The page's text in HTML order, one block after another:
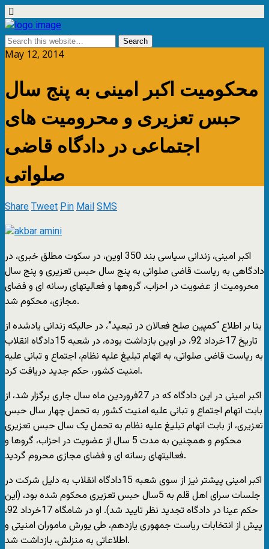
May 12, 2014
محکومیت اکبر امینی به پنج سال
حبس تعزیری و محرومیت های
اجتماعی در دادگاه قاضی
صلواتی
ShareTweetPinMailSMS
اکبر امینی، زندانی سیاسی بند 350 اوین، در سکوت مطلق خبری، در
دادگاهی به ریاست قاضی صلواتی به پنج سال حبس تعزیری و پنج سال
محرومیت از عضویت در احزاب، گروهها و فعالیتهای رسانه ای و فضای
مجازی، محکوم شد.
بنا بر اطلاع “کمپین صلح فعالان در تبعید”، در حالیکه زندانی یادشده از
تاریخ 17خرداد 92، در اوین بازداشت بوده، در شعبه 15دادگاه انقلاب
به ریاست قاضی صلواتی، به اتهام تبلیغ علیه نظام، اجتماع و تبانی علیه
امنیت کشور، حکم جدید دریافت کرد.
اکبر امینی در این دادگاه که در 27فروردین ماه سال جاری برگزار شد، از
بابت اتهام اجتماع و تبانی علیه امنیت کشور به تحمل چهار سال حبس
تعزیری، از بابت اتهام تبلیغ علیه نظام به تحمل یک سال حبس تعزیری
محکوم و همچنین به مدت 5 سال از عضویت در احزاب، گروها و
فعالیتهای رسانه ای و فضای مجازی محروم گردید.
اکبر امینی پیشتر نیز از سوی شعبه 15دادگاه انقلاب به دلیل شرکت در
جلسات سرای اهل قلم به 5سال حبس تعزیری محکوم شده بود، (این
حکم عینا در دادگاه تجدید نظر تایید شد). او در شامگاه 17خرداد 92،
پیش از انتخابات ریاست جمهوری یازدهم، طی یورش ماموران امنیتی و
اطلاعاتی به منزلش، بازداشت شد.